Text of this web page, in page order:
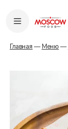
Главная — Меню—